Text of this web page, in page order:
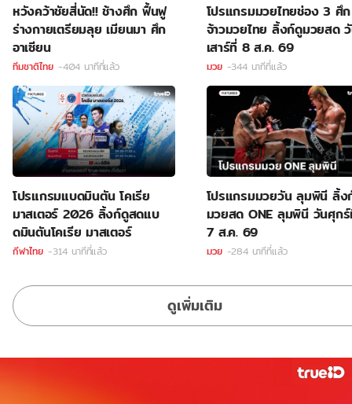
หวังคว้าชัยสี่นัด!! ช้างศึก ฟื้นฟู
ร่างกายเตรียมลุย เมียนมา ศึก
อาเซียน
ทีมชาติไทย -404 นาทีที่แล้ว
โปรแกรมมวยไทยช่อง 3 ศึก
จ้าวมวยไทย ลิ้งก์ดูมวยสด
เสาร์ที่ 8 ส.ค. 69
มวย -344 นาทีที่แล้ว
โปรแกรมแบดมินตัน โคเรีย
มาสเตอร์ 2026 ลิ้งก์ดูสดแบ
ดมินตันโคเรีย มาสเตอร์
กีฬาไทย -314 นาทีที่แล้ว
โปรแกรมมวยวัน ลุมพินี ลิ้ง
มวยสด ONE ลุมพินี วันศุก
7 ส.ค. 69
มวย -284 นาทีที่แล้ว
ดูเพิ่มเติม